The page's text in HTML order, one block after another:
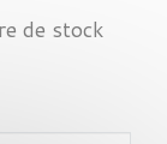
de stock